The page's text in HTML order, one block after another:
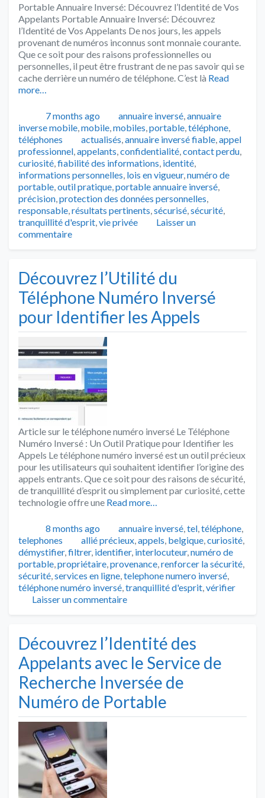
Portable Annuaire Inversé: Découvrez l’Identité de Vos
Appelants Portable Annuaire Inversé: Découvrez
l’Identité de Vos Appelants De nos jours, les appels
provenant de numéros inconnus sont monnaie courante.
Que ce soit pour des raisons professionnelles ou
personnelles, il peut être frustrant de ne pas savoir qui se
cache derrière un numéro de téléphone. C’est là Read
more…
Publié7 months ago Catégories
annuaire inversé,annuaire
inverse mobile,mobile,mobiles,portable,téléphone,
téléphones
Tags
actualisés,annuaire inversé fiable,appel
professionnel,appelants,confidentialité,contact perdu,
curiosité,fiabilité des informations, identité,
informations personnelles, lois en vigueur,numéro de
portable,outil pratique,portable annuaire inversé,
précision,protection des données personnelles,
responsable,résultats pertinents,sécurisé,sécurité,
tranquillité d'esprit,vie privée
Laisser un
commentaire
Découvrez l’Utilité du
Téléphone Numéro Inversé
pour Identifier les Appels
Article sur le téléphone numéro inversé Le Téléphone
Numéro Inversé : Un Outil Pratique pour Identifier les
Appels Le téléphone numéro inversé est un outil précieux
pour les utilisateurs qui souhaitent identifier l’origine des
appels entrants. Que ce soit pour des raisons de sécurité,
de tranquillité d’esprit ou simplement par curiosité, cette
technologie offre une Read more…
Publié
8 months ago Catégories
annuaire inversé,tel,téléphone,
telephones
Tags
allié précieux,appels, belgique,curiosité,
démystifier,filtrer, identifier, interlocuteur,numéro de
portable,propriétaire,provenance,renforcer la sécurité,
sécurité,services en ligne,telephone numero inversé,
téléphone numéro inversé,tranquillité d'esprit,vérifier
Laisser un commentaire
Découvrez l’Identité des
Appelants avec le Service de
Recherche Inversée de
Numéro de Portable